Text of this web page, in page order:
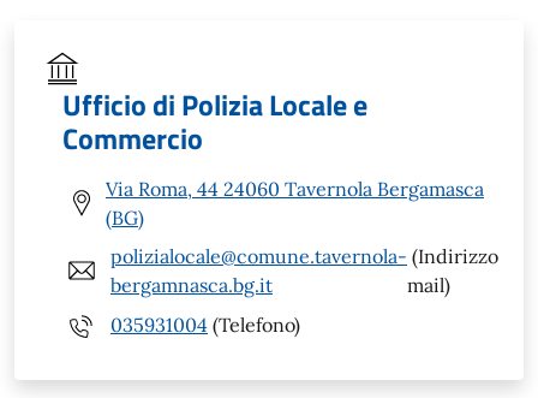
Ufficio di Polizia Locale e
Commercio
Via Roma, 44 24060 Tavernola Bergamasca
(BG)
polizialocale@comune.tavernola-
bergamnasca.bg.it
(Indirizzo
mail)
035931004 (Telefono)